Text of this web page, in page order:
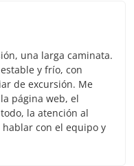
una larga caminata.
y frío, con
de excursión. Me
página web, el
la atención al
con el equipo y